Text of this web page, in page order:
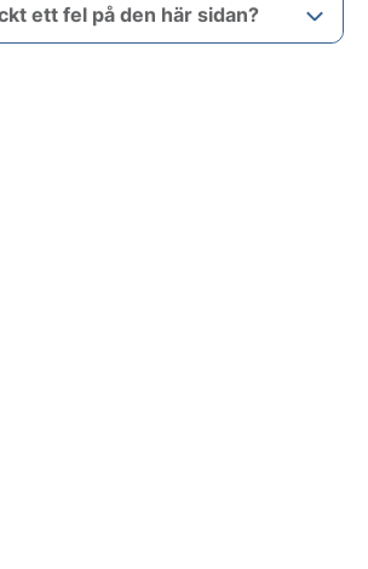
ett fel på den här sidan?